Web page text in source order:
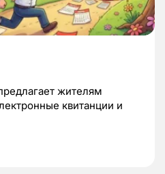
жителям
квитанции и